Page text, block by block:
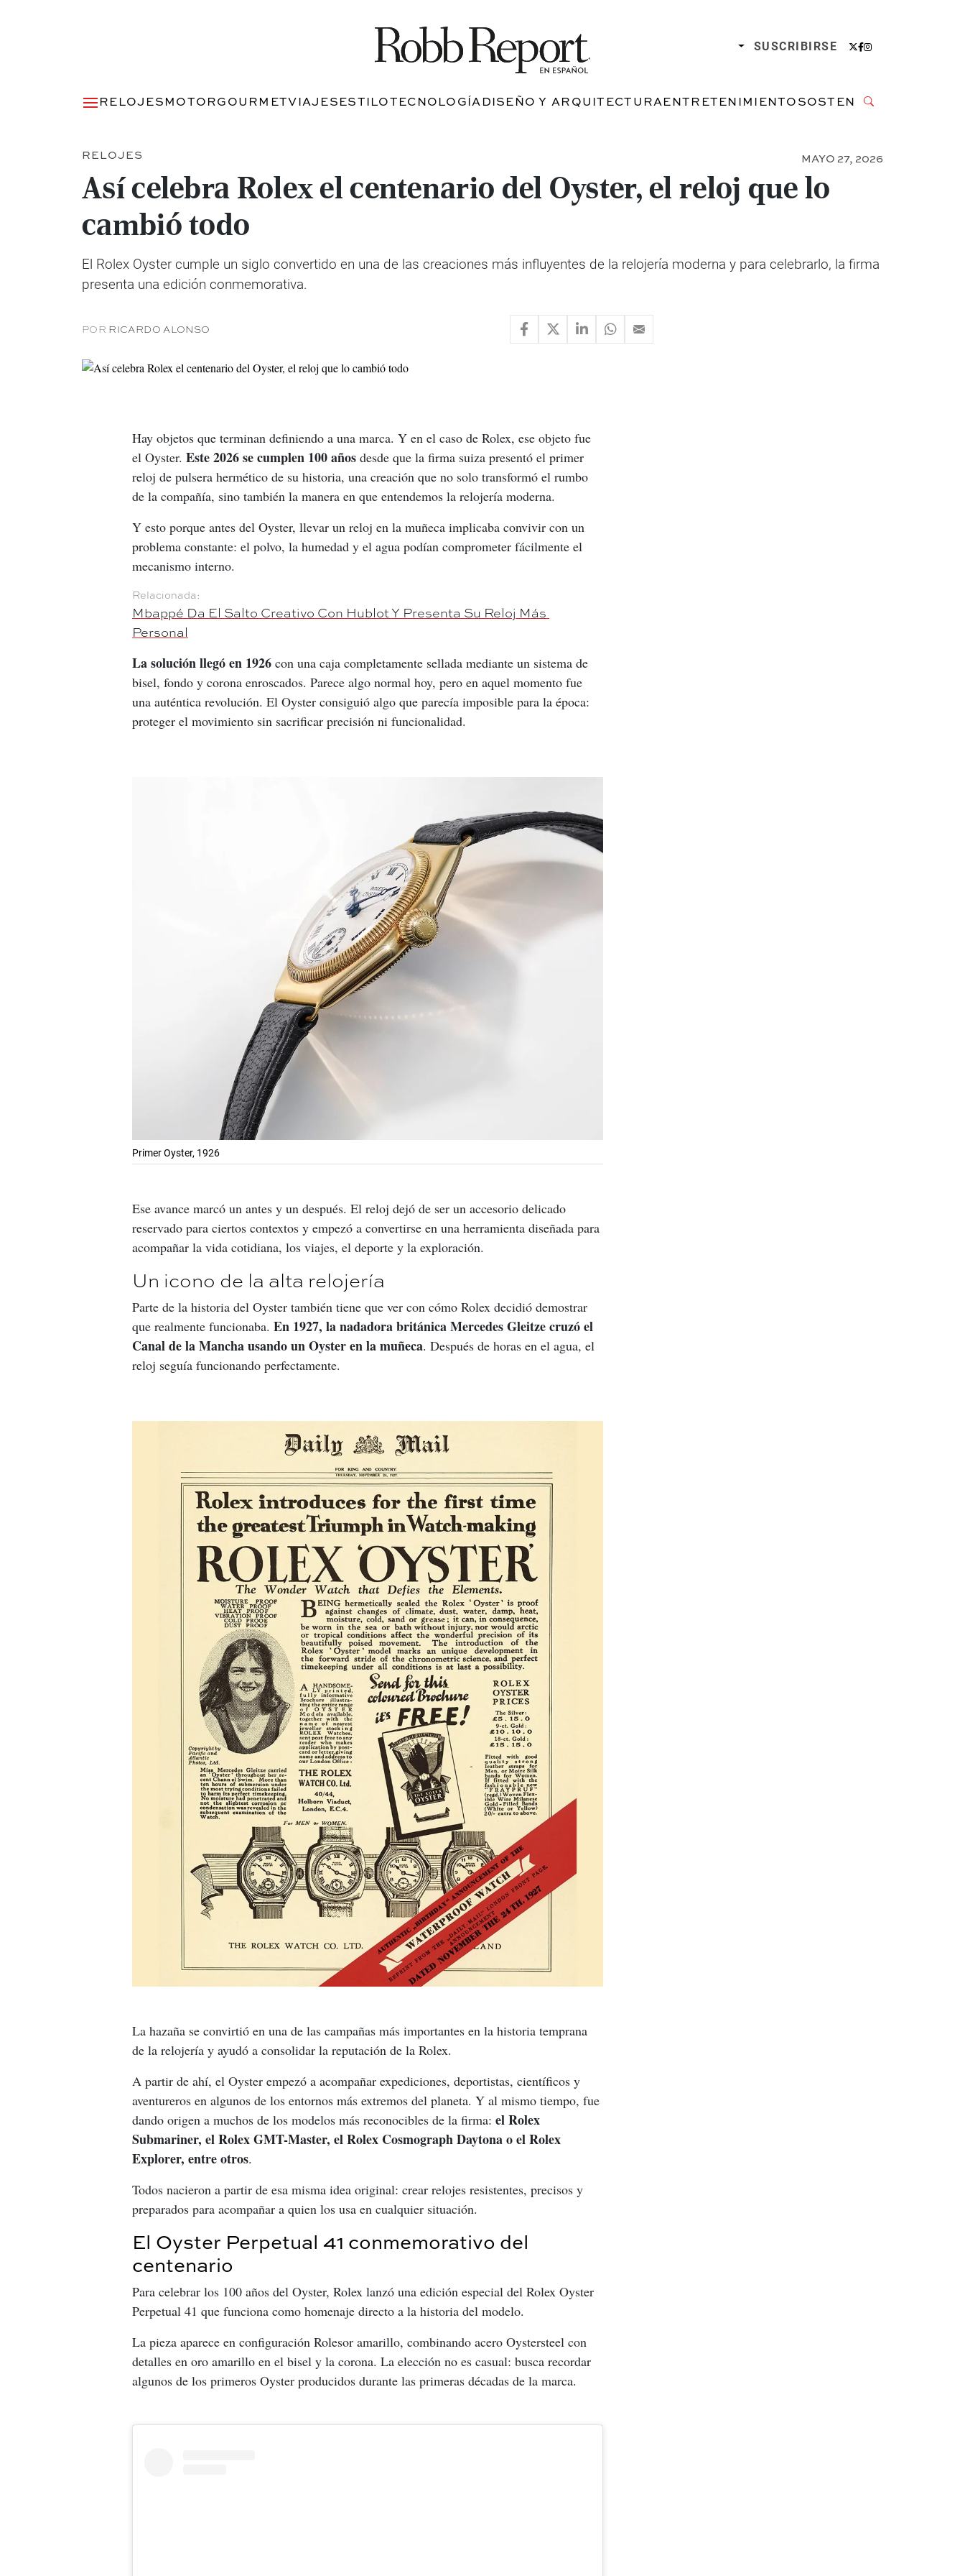
SUSCRIBIRSE
RELOJESMOTORGOURMETVIAJESESTILOTECNOLOGÍADISEÑO Y ARQUITECTURAENTRETENIMIENTOSOSTENIBILIDAD
RELOJES MAYO 27, 2026
Así celebra Rolex el centenario del Oyster, el reloj que lo
cambió todo
El Rolex Oyster cumple un siglo convertido en una de las creaciones más influyentes de la relojería moderna y para celebrarlo, la firma
presenta una edición conmemorativa.
POR RICARDO ALONSO
Hay objetos que terminan definiendo a una marca. Y en el caso de Rolex, ese objeto fue
el Oyster. Este 2026 se cumplen 100 años desde que la firma suiza presentó el primer
reloj de pulsera hermético de su historia, una creación que no solo transformó el rumbo
de la compañía, sino también la manera en que entendemos la relojería moderna.
Y esto porque antes del Oyster, llevar un reloj en la muñeca implicaba convivir con un
problema constante: el polvo, la humedad y el agua podían comprometer fácilmente el
mecanismo interno.
Mbappé Da El Salto Creativo Con Hublot Y Presenta Su Reloj Más
Personal
La solución llegó en 1926 con una caja completamente sellada mediante un sistema de
bisel, fondo y corona enroscados. Parece algo normal hoy, pero en aquel momento fue
una auténtica revolución. El Oyster consiguió algo que parecía imposible para la época:
proteger el movimiento sin sacrificar precisión ni funcionalidad.
Primer Oyster, 1926
Ese avance marcó un antes y un después. El reloj dejó de ser un accesorio delicado
reservado para ciertos contextos y empezó a convertirse en una herramienta diseñada para
acompañar la vida cotidiana, los viajes, el deporte y la exploración.
Un icono de la alta relojería
Parte de la historia del Oyster también tiene que ver con cómo Rolex decidió demostrar
que realmente funcionaba. En 1927, la nadadora británica Mercedes Gleitze cruzó el
Canal de la Mancha usando un Oyster en la muñeca. Después de horas en el agua, el
reloj seguía funcionando perfectamente.
La hazaña se convirtió en una de las campañas más importantes en la historia temprana
de la relojería y ayudó a consolidar la reputación de la Rolex.
A partir de ahí, el Oyster empezó a acompañar expediciones, deportistas, científicos y
aventureros en algunos de los entornos más extremos del planeta. Y al mismo tiempo, fue
dando origen a muchos de los modelos más reconocibles de la firma: el Rolex
Submariner, el Rolex GMT-Master, el Rolex Cosmograph Daytona o el Rolex
Explorer, entre otros.
Todos nacieron a partir de esa misma idea original: crear relojes resistentes, precisos y
preparados para acompañar a quien los usa en cualquier situación.
El Oyster Perpetual 41 conmemorativo del
centenario
Para celebrar los 100 años del Oyster, Rolex lanzó una edición especial del Rolex Oyster
Perpetual 41 que funciona como homenaje directo a la historia del modelo.
La pieza aparece en configuración Rolesor amarillo, combinando acero Oystersteel con
detalles en oro amarillo en el bisel y la corona. La elección no es casual: busca recordar
algunos de los primeros Oyster producidos durante las primeras décadas de la marca.